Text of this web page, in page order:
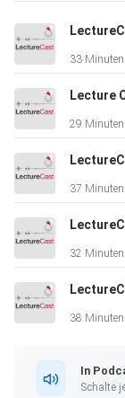
33 Minuten
29 Minuten
37 Minuten
32 Minuten
38 Minuten
In
Schalte